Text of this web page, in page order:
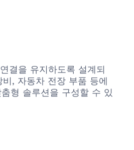
결을 유지하도록 설계되
, 자동차 전장 부품 등에
형 솔루션을 구성할 수 있